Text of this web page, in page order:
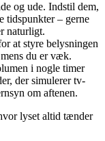
og ude. Indstil dem,
tidspunkter – gerne
naturligt.
at styre belysningen
du er væk.
i nogle timer
der simulerer tv-
om aftenen.
lyset altid tænder